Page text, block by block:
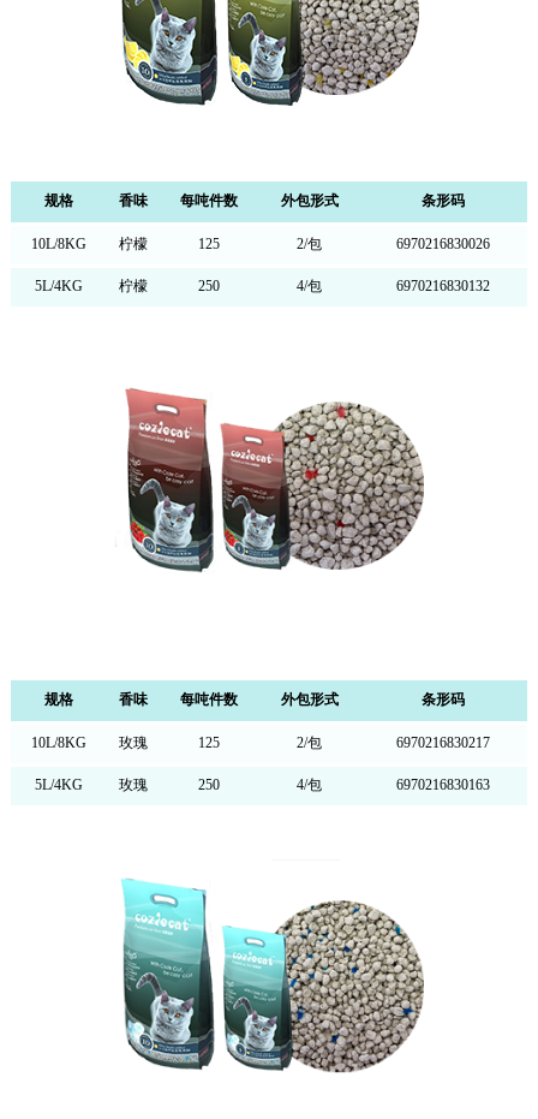
规格 香味 每吨件数 外包形式 条形码
10L/8KG 柠檬 125 2/包 6970216830026
5L/4KG 柠檬 250 4/包 6970216830132
规格 香味 每吨件数 外包形式 条形码
10L/8KG 玫瑰 125 2/包 6970216830217
5L/4KG 玫瑰 250 4/包 6970216830163